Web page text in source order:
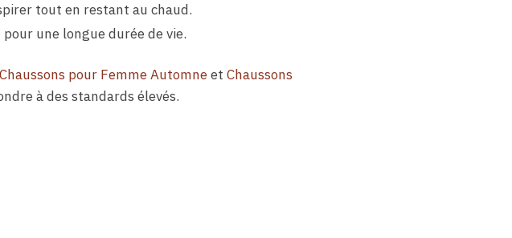
tout en restant au chaud.
une longue durée de vie.
Chaussons pour Femme Automneet Chaussons
à des standards élevés.